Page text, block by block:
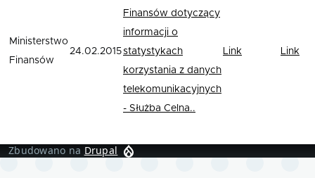
Ministerstwo
Finansów
24.02.2015
Finansów dotyczący
informacji o
statystykach
korzystania z danych
telekomunikacyjnych
- Służba Celna..
Link Link
Zbudowano na Drupal